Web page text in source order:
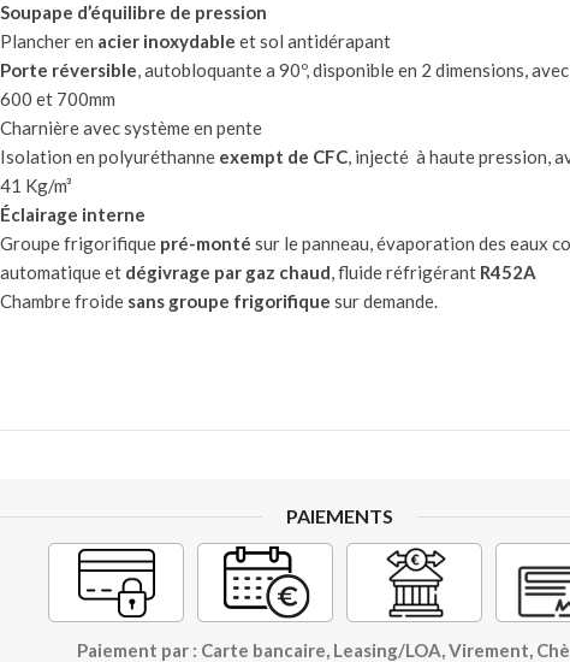
Soupape d’équilibre de pression
Plancher en acier inoxydable et sol antidérapant
Porte réversible, autobloquante a 90º, disponible en 2 dimensions,
600 et 700mm
Charnière avec système en pente
Isolation en polyuréthanne exempt de CFC, injecté à haute pression,
41 Kg/m³
Éclairage interne
Groupe frigorifique pré-monté sur le panneau, évaporation des eaux
automatique et dégivrage par gaz chaud, fluide réfrigérant R452A
Chambre froide sans groupe frigorifique sur demande.
PAIEMENTS
Paiement par : Carte bancaire, Leasing/LOA, Virement,